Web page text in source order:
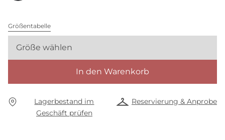
Größentabelle
Größe wählen
In den Warenkorb
Lagerbestand im
Geschäft prüfen
Reservierung & Anprobe